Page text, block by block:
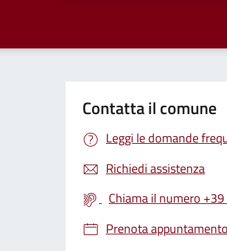
Contatta il comune
Leggi le domande
Richiedi assistenza
Chiama il numero
Prenota appuntamento